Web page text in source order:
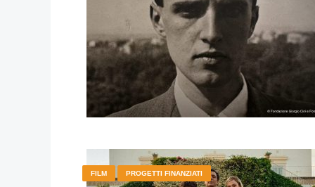
FILM PROGETTI FINANZIATI